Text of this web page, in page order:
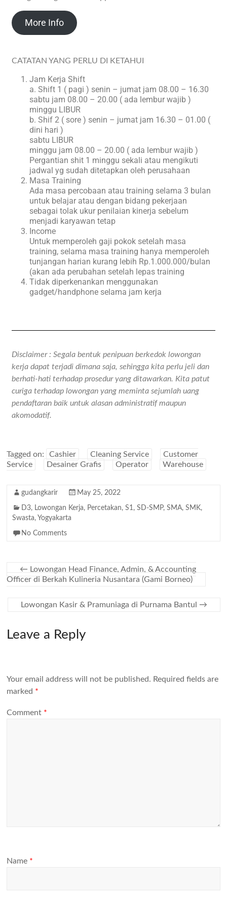
More Info
CATATAN YANG PERLU DI KETAHUI
Jam Kerja Shift
a. Shift 1 ( pagi ) senin – jumat jam 08.00 – 16.30
sabtu jam 08.00 – 20.00 ( ada lembur wajib )
minggu LIBUR
b. Shif 2 ( sore ) senin – jumat jam 16.30 – 01.00 (
dini hari )
sabtu LIBUR
minggu jam 08.00 – 20.00 ( ada lembur wajib )
Pergantian shit 1 minggu sekali atau mengikuti
jadwal yg sudah ditetapkan oleh perusahaan
Masa Training
Ada masa percobaan atau training selama 3 bulan
untuk belajar atau dengan bidang pekerjaan
sebagai tolak ukur penilaian kinerja sebelum
menjadi karyawan tetap
Income
Untuk memperoleh gaji pokok setelah masa
training, selama masa training hanya memperoleh
tunjangan harian kurang lebih Rp.1.000.000/bulan
(akan ada perubahan setelah lepas training
Tidak diperkenankan menggunakan
gadget/handphone selama jam kerja
Disclaimer : Segala bentuk penipuan berkedok lowongan
kerja dapat terjadi dimana saja, sehingga kita perlu jeli dan
berhati-hati terhadap prosedur yang ditawarkan. Kita patut
curiga terhadap lowongan yang meminta sejumlah uang
pendaftaran baik untuk alasan administratif maupun
akomodatif.
Tagged on: Cashier Cleaning Service
Customer
Service
Desainer Grafis Operator Warehouse
gudangkarir May 25, 2022
D3, Lowongan Kerja, Percetakan,S1,SD-SMP,SMA,SMK,
Swasta, Yogyakarta
No Comments
← Lowongan Head Finance, Admin, & Accounting
Officer di Berkah Kulineria Nusantara (Gami Borneo)
Lowongan Kasir & Pramuniaga di Purnama Bantul →
Leave a Reply
Your email address will not be published. Required fields are
marked *
Comment *
Name *